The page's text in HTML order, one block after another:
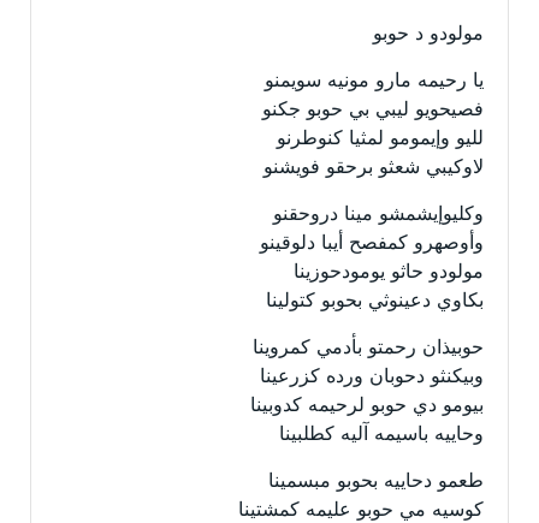
مولودو د حوبو
يا رحيمه مارو مونيه سويمنو
فصيحويو ليبي بي حوبو جكنو
لليو وإيمومو لمثيا كنوطرنو
لاوكيبي شعثو برحقو فويشنو
وكليوإيشمشو مينا دروحقنو
وأوصهرو كمفصح أيبا دلوقينو
مولودو حاثو يومودحوزينا
بكاوي دعينوثي بحوبو كتولينا
حوبيذان رحمتو بأدمي كمروينا
وبيكنثو دحوبان ورده كزرعينا
بيومو دي حوبو لرحيمه كدوبينا
وحاييه باسيمه آليه كطلبينا
طعمو دحاييه بحوبو مبسمينا
كوسيه مي حوبو عليمه كمشتينا